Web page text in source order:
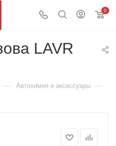
0
LAVR
— Автохимия и аксессуары —